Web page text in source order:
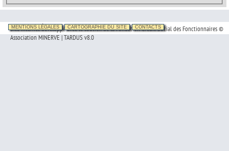
MENTIONS LÉGALES CARTOGRAPHIE DU SITE CONTACTS
Site Internet développé avec le soutien de la Fondation Crédit Social des Fonctionnaires ©
Association MINERVE | TARDUS v8.0